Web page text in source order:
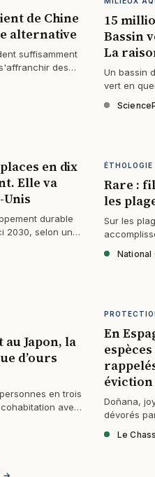
de Chine
alternative
suffisamment
des
15
Bassin
La
Un bassin
vert en
en dix
Elle va
Unis
durable
2030, selon un
ÉTHOLOGIE
Rare :
les
Sur les
National
Japon, la
d’ours
en trois
avec
En
éviction
Doñana,
dévorés
Le